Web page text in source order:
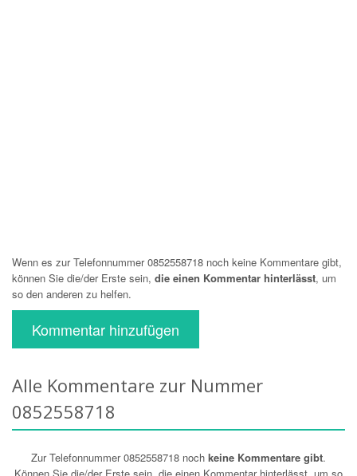
Wenn es zur Telefonnummer 0852558718 noch keine Kommentare gibt,
können Sie die/der Erste sein, die einen Kommentar hinterlässt, um
so den anderen zu helfen.
Kommentar hinzufügen
Alle Kommentare zur Nummer
0852558718
Zur Telefonnummer 0852558718 noch keine Kommentare gibt.